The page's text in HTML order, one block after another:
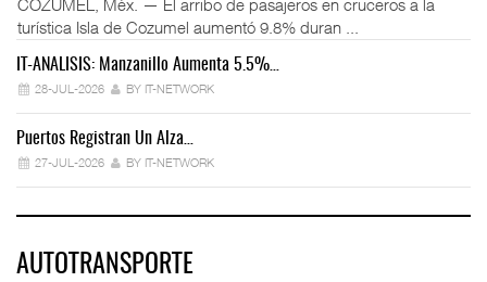
COZUMEL, Méx. — El arribo de pasajeros en cruceros a la
turística Isla de Cozumel aumentó 9.8% duran ...
IT-ANÁLISIS: Manzanillo Aumenta 5.5%…
28-JUL-2026 BY IT-NETWORK
Puertos Registran Un Alza…
27-JUL-2026 BY IT-NETWORK
AUTOTRANSPORTE